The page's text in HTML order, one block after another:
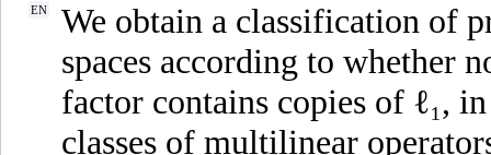
EN
We obtain a classification of
spaces according to whether
factor contains copies of ℓ₁,
classes of multilinear